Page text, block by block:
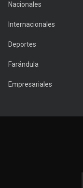
Nacionales
Internacionales
Deportes
Farándula
Empresariales